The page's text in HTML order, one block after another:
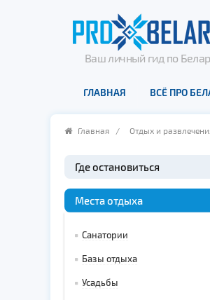
Ваш личный гид по
ГЛАВНАЯ ВСЁ ПРО
Главная / Отдых и
Где остановиться
Места отдыха
Санатории
Базы отдыха
Усадьбы